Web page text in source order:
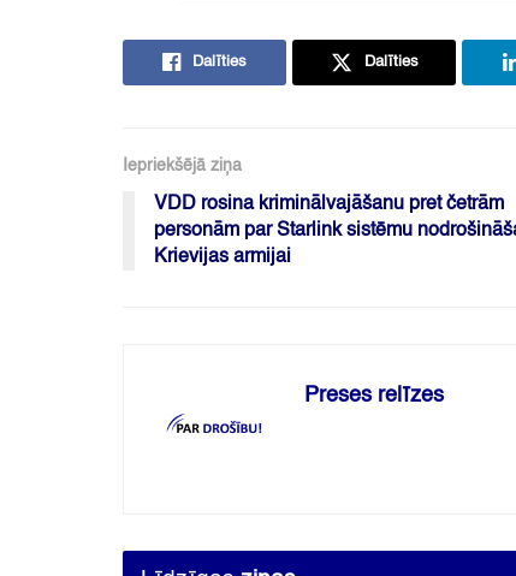
Dalīties Dalīties
Iepriekšējā ziņa
VDD rosina kriminālvajāšanu pret četrām
personām par Starlink sistēmu
Krievijas armijai
Preses relīzes